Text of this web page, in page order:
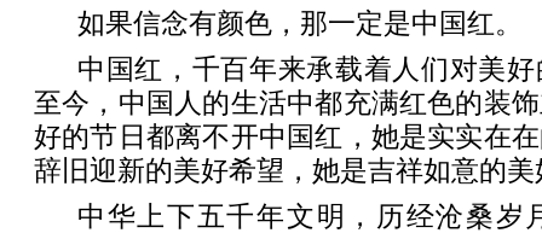
如果信念有颜色，那一定是中国红。
中国红，千百年来承载着人们对美
至今，中国人的生活中都充满红色的装
好的节日都离不开中国红，她是实实在
辞旧迎新的美好希望，她是吉祥如意的
中华上下五千年文明，历经沧桑岁